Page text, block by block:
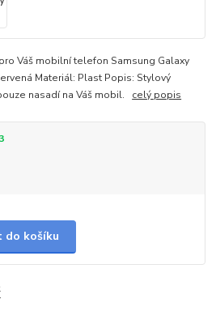
Váš mobilní telefon Samsung Galaxy
Materiál: Plast Popis: Stylový
nasadí na Váš mobil. celý popis
do košíku